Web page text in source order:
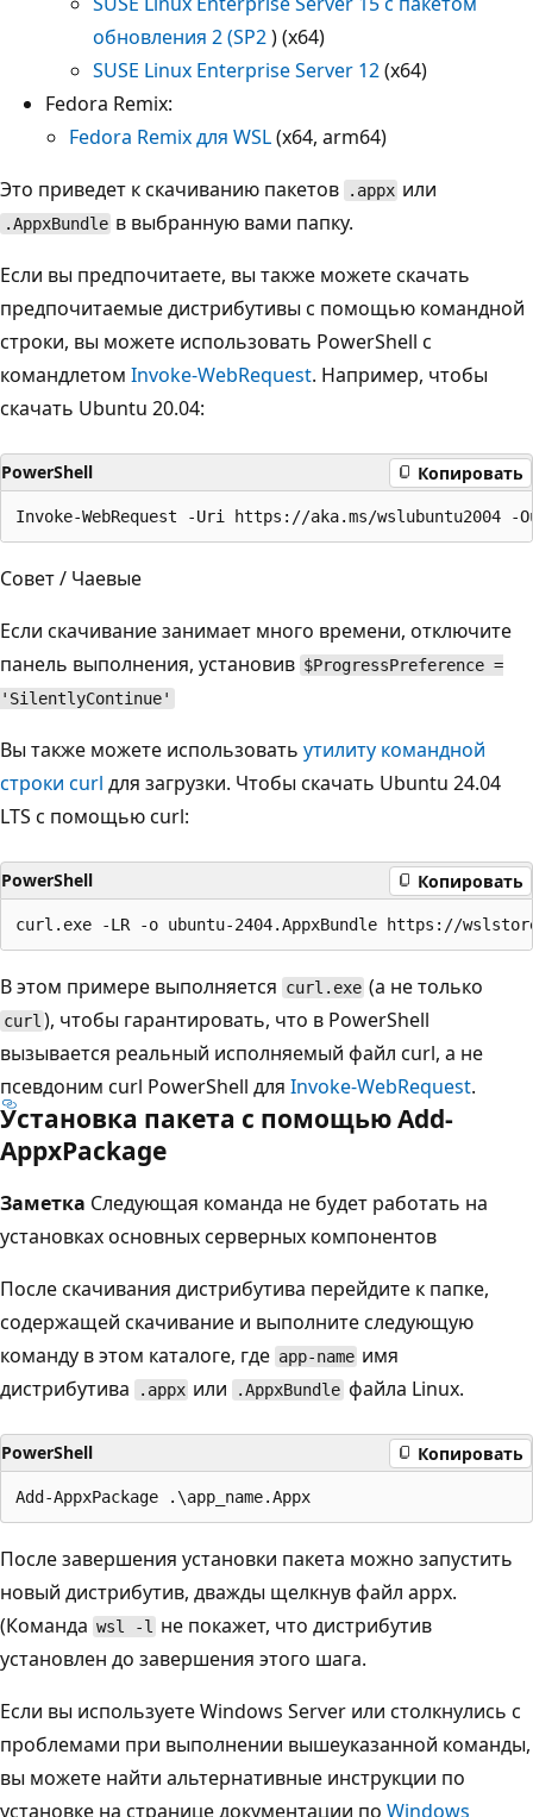
обновления 2 (SP2) (x64)
SUSE Linux Enterprise Server 12(x64)
Fedora Remix:
Fedora Remix для WSL(x64, arm64)
Это приведет к скачиванию пакетов
.appx или
.AppxBundle в выбранную вами папку.
Если вы предпочитаете, вы также можете скачать
предпочитаемые дистрибутивы с помощью командной
строки, вы можете использовать PowerShell с
командлетом Invoke-WebRequest. Например, чтобы
скачать Ubuntu 20.04:
PowerShell Копировать
Совет / Чаевые
Если скачивание занимает много времени, отключите
панель выполнения, установив $ProgressPreference =
'SilentlyContinue'
Вы также можете использовать утилиту командной
строки curl для загрузки. Чтобы скачать Ubuntu 24.04
LTS с помощью curl:
PowerShell Копировать
В этом примере выполняется curl.exe (а не только
curl ), чтобы гарантировать, что в PowerShell
вызывается реальный исполняемый файл curl, а не
псевдоним curl PowerShell для Invoke-WebRequest.
Установка пакета с помощью Add-
AppxPackage
Заметка Следующая команда не будет работать на
установках основных серверных компонентов
После скачивания дистрибутива перейдите к папке,
содержащей скачивание и выполните следующую
команду в этом каталоге, где app-name имя
дистрибутива
.appx или .AppxBundle файла Linux.
PowerShell Копировать
После завершения установки пакета можно запустить
новый дистрибутив, дважды щелкнув файл appx.
(Команда wsl -l
не покажет, что дистрибутив
установлен до завершения этого шага.
Если вы используете Windows Server или столкнулись с
проблемами при выполнении вышеуказанной команды,
вы можете найти альтернативные инструкции по
установке на странице документации по Windows